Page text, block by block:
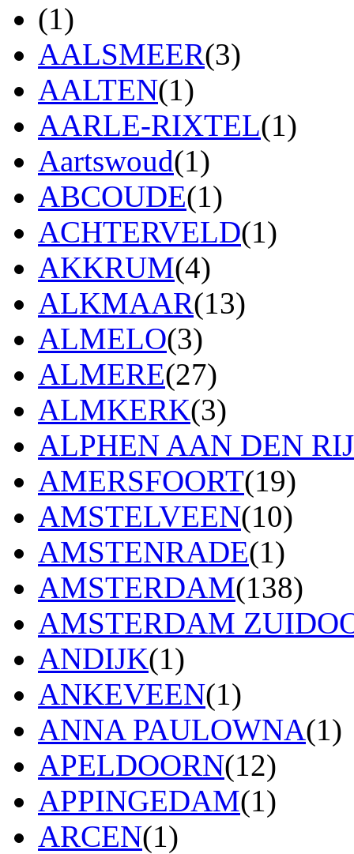
(1)
AALSMEER(3)
AALTEN(1)
AARLE-RIXTEL(1)
Aartswoud(1)
ABCOUDE(1)
ACHTERVELD(1)
AKKRUM(4)
ALKMAAR(13)
ALMELO(3)
ALMERE(27)
ALMKERK(3)
ALPHEN AAN DEN
AMERSFOORT(19)
AMSTELVEEN(10)
AMSTENRADE(1)
AMSTERDAM(138)
AMSTERDAM
ANDIJK(1)
ANKEVEEN(1)
ANNA PAULOWNA(1)
APELDOORN(12)
APPINGEDAM(1)
ARCEN(1)